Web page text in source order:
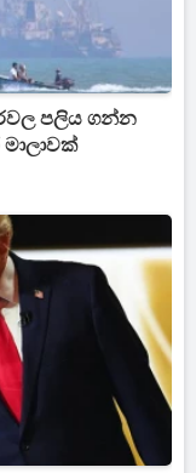
පලිය ගන්න
මාලාවක්